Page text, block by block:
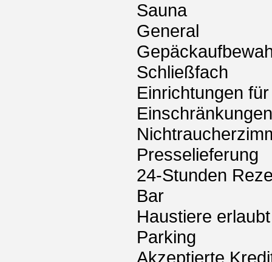
Sauna
General
Schließfach
Einrichtungen
Einschränkungen
Presselieferung
24-Stunden
Bar
Haustiere erlaubt
Parking
Akzeptierte